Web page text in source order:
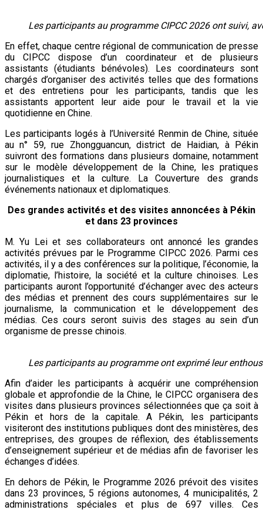
Les participants au programme CIPCC 2026 ont suivi,
En effet, chaque centre régional de communication de presse
du CIPCC dispose d’un coordinateur et de plusieurs
assistants (étudiants bénévoles). Les coordinateurs sont
chargés d’organiser des activités telles que des formations
et des entretiens pour les participants, tandis que les
assistants apportent leur aide pour le travail et la vie
quotidienne en Chine.
Les participants logés à l’Université Renmin de Chine, située
au n° 59, rue Zhongguancun, district de Haidian, à Pékin
suivront des formations dans plusieurs domaine, notamment
sur le modèle développement de la Chine, les pratiques
journalistiques et la culture. La Couverture des grands
événements nationaux et diplomatiques.
Des grandes activités et des visites annoncées à Pékin
et dans 23 provinces
M. Yu Lei et ses collaborateurs ont annoncé les grandes
activités prévues par le Programme CIPCC 2026. Parmi ces
activités, il y a des conférences sur la politique, l’économie, la
diplomatie, l’histoire, la société et la culture chinoises. Les
participants auront l’opportunité d’échanger avec des acteurs
des médias et prennent des cours supplémentaires sur le
journalisme, la communication et le développement des
médias. Ces cours seront suivis des stages au sein d’un
organisme de presse chinois.
Les participants au programme ont exprimé leur
Afin d’aider les participants à acquérir une compréhension
globale et approfondie de la Chine, le CIPCC organisera des
visites dans plusieurs provinces sélectionnées que ça soit à
Pékin et hors de la capitale. A Pékin, les participants
visiteront des institutions publiques dont des ministères, des
entreprises, des groupes de réflexion, des établissements
d’enseignement supérieur et de médias afin de favoriser les
échanges d’idées.
En dehors de Pékin, le Programme 2026 prévoit des visites
dans 23 provinces, 5 régions autonomes, 4 municipalités, 2
administrations spéciales et plus de 697 villes. Ces